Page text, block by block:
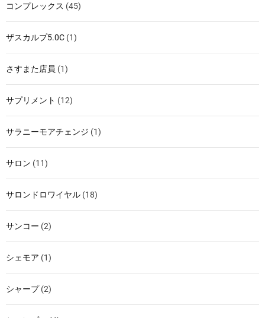
コンプレックス (45)
ザスカルプ5.0C (1)
さすまた店員 (1)
サプリメント (12)
サラニーモアチェンジ (1)
サロン (11)
サロンドロワイヤル (18)
サンコー (2)
シェモア (1)
シャープ(2)